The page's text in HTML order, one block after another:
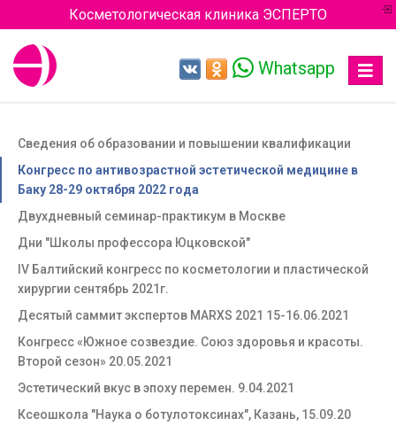
Косметологическая клиника ЭСПЕРТО
Toggle
Whatsapp
Сведения об образовании и повышении квалификации
Конгресс по антивозрастной эстетической медицине в
Баку 28-29 октября 2022 года
Двухдневный семинар-практикум в Москве
Дни "Школы профессора Юцковской"
IV Балтийский конгресс по косметологии и пластической
хирургии сентябрь 2021г.
Десятый саммит экспертов MARXS 2021 15-16.06.2021
Конгресс «Южное созвездие. Союз здоровья и красоты.
Второй сезон» 20.05.2021
Эстетический вкус в эпоху перемен. 9.04.2021
Ксеошкола "Наука о ботулотоксинах", Казань, 15.09.20